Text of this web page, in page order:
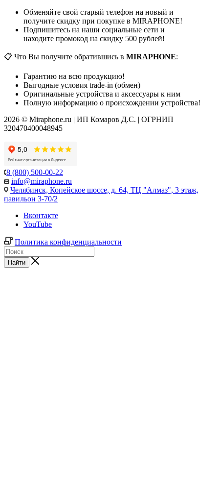
Обменяйте свой старый телефон на новый и
получите скидку при покупке в MIRAPHONE!
Подпишитесь на наши социальные сети и
находите промокод на скидку 500 рублей!
📋 Что Вы получите обратившись в MIRAPHONE:
Гарантию на всю продукцию!
Выгодные условия trade-in (обмен)
Оригинальные устройства и аксессуары к ним
Полную информацию о происхождении устройства!
2026 © Miraphone.ru | ИП Комаров Д.С. | ОГРНИП
320470400048945
8 (800) 500-00-22
info@miraphone.ru
Челябинск, Копейское шоссе, д. 64, ТЦ "Алмаз", 3 этаж,
павильон 3-70/2
Вконтакте
YouTube
Политика конфиденциальности
Найти